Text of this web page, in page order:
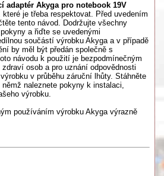
adaptér Akyga pro notebook 19V
je třeba respektovat. Před uvedením
tento návod. Dodržujte všechny
a řiďte se uvedenými
součástí výrobku Akyga a v případě
by měl být předán společně s
návodu k použití je bezpodmínečným
osob a pro uznání odpovědnosti
v průběhu záruční lhůty. Stáhněte
naleznete pokyny k instalaci,
výrobku.
používáním výrobku Akyga výrazně